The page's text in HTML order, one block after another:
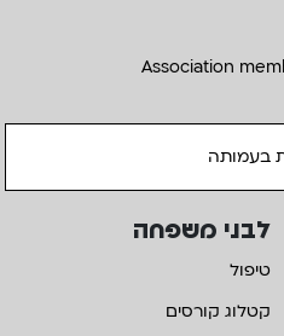
Association
בעמותה
לבני משפחה
טיפול
קטלוג קורסים